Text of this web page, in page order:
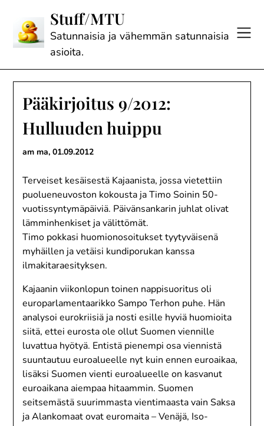
content
Stuff/MTU
Satunnaisia ja vähemmän satunnaisia
asioita.
Pääkirjoitus 9/2012:
Hulluuden huippu
am ma,01.09.2012
Terveiset kesäisestä Kajaanista, jossa vietettiin
puolueneuvoston kokousta ja Timo Soinin 50-
vuotissyntymäpäiviä. Päivänsankarin juhlat olivat
lämminhenkiset ja välittömät.
Timo pokkasi huomionosoitukset tyytyväisenä
myhäillen ja vetäisi kundiporukan kanssa
ilmakitaraesityksen.
Kajaanin viikonlopun toinen nappisuoritus oli
europarlamentaarikko Sampo Terhon puhe. Hän
analysoi eurokriisiä ja nosti esille hyviä huomioita
siitä, ettei eurosta ole ollut Suomen viennille
luvattua hyötyä. Entistä pienempi osa viennistä
suuntautuu euroalueelle nyt kuin ennen euroaikaa,
lisäksi Suomen vienti euroalueelle on kasvanut
euroaikana aiempaa hitaammin. Suomen
seitsemästä suurimmasta vientimaasta vain Saksa
ja Alankomaat ovat euromaita – Venäjä, Iso-